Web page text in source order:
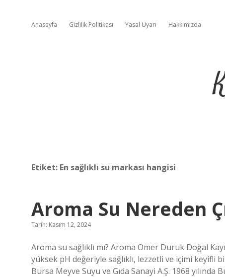
Anasayfa Gizlilik Politikası Yasal Uyarı Hakkımızda
Etiket: En sağlıklı su markası hangisi
Aroma Su Nereden
Tarih: Kasım 12, 2024
Aroma su sağlıklı mı? Aroma Ömer Duruk Doğal
yüksek pH değeriyle sağlıklı, lezzetli ve içimi
Bursa Meyve Suyu ve Gıda Sanayi A.Ş. 1968